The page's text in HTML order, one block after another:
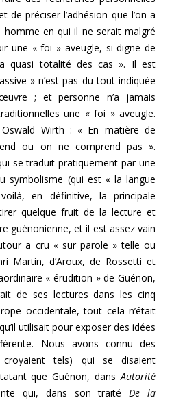
de préciser l’adhé­sion que l’on a
homme en qui il ne serait malgré
une « foi » aveugle, si digne de
quasi totalité des cas ». Il est
» n’est pas du tout indiquée
; et personne n’a jamais
une « foi » aveugle.
Wirth : « En matière de
ou on ne comprend pas ».
se traduit pratiquement par une
symbolisme (qui est « la langue
en définitive, la principale
quelque fruit de la lecture et
guénonienne, et il est assez vain
a cru « sur parole » telle ou
Martin, d’Aroux, de Rossetti et
« érudition » de Guénon,
de ses lectures dans les cinq
occidentale, tout cela n’était
qu’il utilisait pour exposer des idées
Nous avons connu des
tels) qui se disaient
que Guénon, dansAutorité
qui, dans son traitéDe la